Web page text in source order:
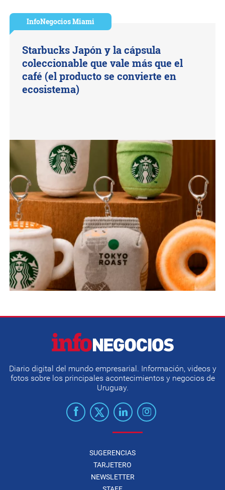
InfoNegocios Miami
Starbucks Japón y la cápsula
coleccionable que vale más que el
café (el producto se convierte en
ecosistema)
Diario digital del mundo empresarial. Información, videos y
fotos sobre los principales acontecimientos y negocios de
Uruguay.
SUGERENCIAS
TARJETERO
NEWSLETTER